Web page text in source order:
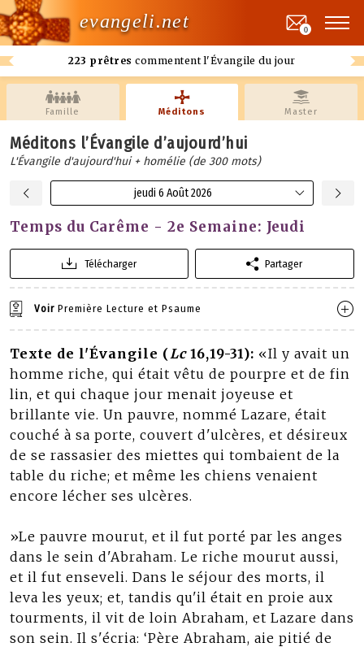
evangeli.net
223 prêtres commentent l'Évangile du jour
0
Famille Méditons Master
Méditons l’Évangile d’aujourd’hui
L'Évangile d'aujourd'hui + homélie (de 300 mots)
jeudi 6 Août 2026
Temps du Carême - 2e Semaine: Jeudi
Télécharger Partager
Voir Première Lecture et Psaume
Texte de l'Évangile (Lc16,19-31): «Il y avait un
homme riche, qui était vêtu de pourpre et de fin
lin, et qui chaque jour menait joyeuse et
brillante vie. Un pauvre, nommé Lazare, était
couché à sa porte, couvert d'ulcères, et désireux
de se rassasier des miettes qui tombaient de la
table du riche; et même les chiens venaient
encore lécher ses ulcères.
»Le pauvre mourut, et il fut porté par les anges
dans le sein d'Abraham. Le riche mourut aussi,
et il fut enseveli. Dans le séjour des morts, il
leva les yeux; et, tandis qu'il était en proie aux
tourments, il vit de loin Abraham, et Lazare dans
son sein. Il s'écria: ‘Père Abraham, aie pitié de